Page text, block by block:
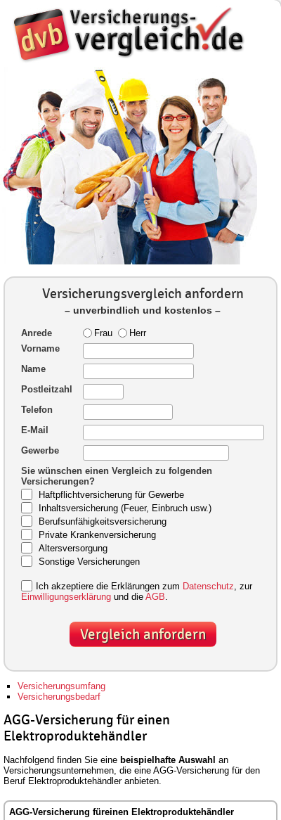
Versicherungsvergleich anfordern
– unverbindlich und kostenlos –
Anrede Frau
Herr
Vorname
Name
Postleitzahl
Telefon
E-Mail
Gewerbe
Sie wünschen einen Vergleich zu folgenden
Versicherungen?
Haftpflichtversicherung für Gewerbe
Inhaltsversicherung (Feuer, Einbruch usw.)
Berufsunfähigkeitsversicherung
Private Krankenversicherung
Altersversorgung
Sonstige Versicherungen
Ich akzeptiere die Erklärungen zum Datenschutz , zur
Einwilligungserklärung und die AGB.
Vergleich anfordern
Versicherungsumfang
Versicherungsbedarf
AGG-Versicherung für einen
Elektroproduktehändler
Nachfolgend finden Sie eine beispielhafte Auswahl an
Versicherungsunternehmen, die eine AGG-Versicherung für den
Beruf Elektroproduktehändler anbieten.
AGG-Versicherung füreinen Elektroproduktehändler